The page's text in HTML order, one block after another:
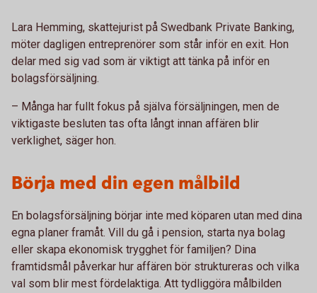
Lara Hemming, skattejurist på Swedbank Private Banking,
möter dagligen entreprenörer som står inför en exit. Hon
delar med sig vad som är viktigt att tänka på inför en
bolagsförsäljning.
– Många har fullt fokus på själva försäljningen, men de
viktigaste besluten tas ofta långt innan affären blir
verklighet, säger hon.
Börja med din egen målbild
En bolagsförsäljning börjar inte med köparen utan med dina
egna planer framåt. Vill du gå i pension, starta nya bolag
eller skapa ekonomisk trygghet för familjen? Dina
framtidsmål påverkar hur affären bör struktureras och vilka
val som blir mest fördelaktiga. Att tydliggöra målbilden